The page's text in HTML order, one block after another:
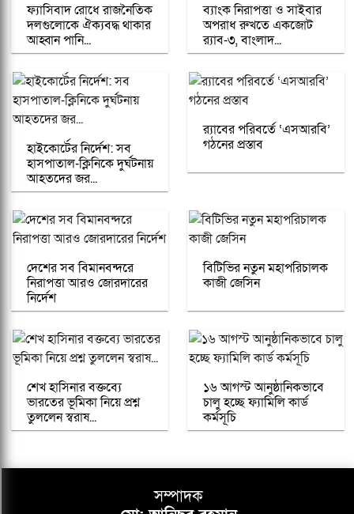
ফ্যাসিবাদ রোধে রাজনৈতিক
দলগুলোকে ঐক্যবদ্ধ থাকার
আহ্বান পানি...
ব্যাংক নিরাপত্তা ও সাইবার
অপরাধ রুখতে একজোট
র‌্যাব-৩, বাংলাদ...
হাইকোর্টের নির্দেশ: সব
হাসপাতাল-ক্লিনিকে দুর্ঘটনায়
আহতদের জর...
র‍্যাবের পরিবর্তে ‘এসআরবি’
গঠনের প্রস্তাব
দেশের সব বিমানবন্দরে
নিরাপত্তা আরও জোরদারের
নির্দেশ
বিটিভির নতুন মহাপরিচালক
কাজী জেসিন
শেখ হাসিনার বক্তব্যে
ভারতের ভূমিকা নিয়ে প্রশ্ন
তুললেন স্বরাষ...
১৬ আগস্ট আনুষ্ঠানিকভাবে
চালু হচ্ছে ফ্যামিলি কার্ড
কর্মসূচি
সম্পাদক